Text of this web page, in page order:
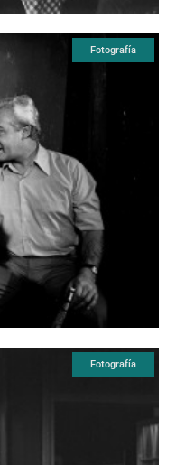
Fotografía
Fotografía